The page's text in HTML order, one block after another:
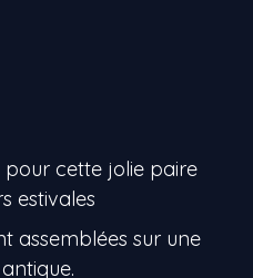
cette jolie paire
estivales
assemblées sur une